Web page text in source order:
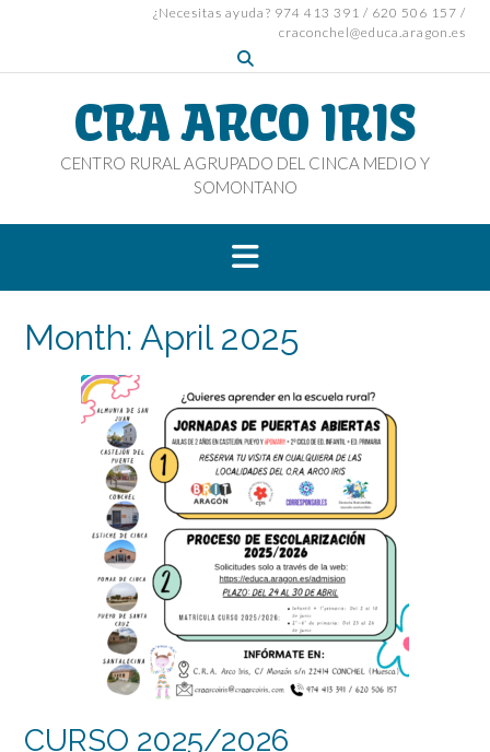
¿Necesitas ayuda? 974 413 391 / 620 506 157 /
craconchel@educa.aragon.es
CRA ARCO IRIS
CENTRO RURAL AGRUPADO DEL CINCA MEDIO Y
SOMONTANO
Month: April 2025
CURSO 2025/2026